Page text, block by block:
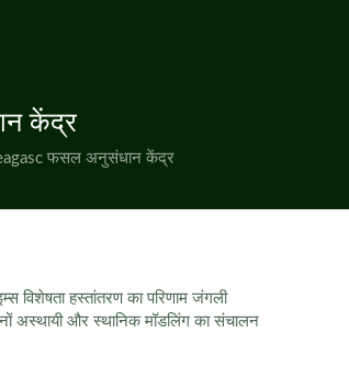
केंद्र
फसल अनुसंधान केंद्र
विशेषता हस्तांतरण का परिणाम जंगली
अस्थायी और स्थानिक मॉडलिंग का संचालन